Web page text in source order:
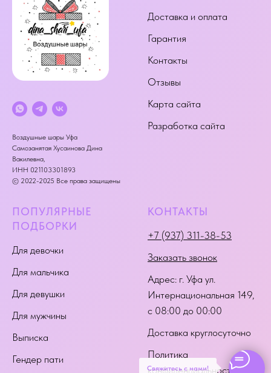
Свяжитесь с нами!
Воздушные шары Уфа
Самозанятая Хусаинова Дина
Вакилевна,
ИНН 021103301893
© 2022-2025 Все права защищены
Доставка и оплата
Гарантия
Контакты
Отзывы
Карта сайта
Разработка сайта
ПОПУЛЯРНЫЕ
ПОДБОРКИ
Для девочки
Для мальчика
Для девушки
Для мужчины
Выписка
Гендер пати
КОНТАКТЫ
+7 (937) 311-38-53
Заказать звонок
Адрес: г. Уфа ул.
Интернациональная 149,
с 08:00 до 00:00
Доставка круглосуточно
Политика
конфиденциальности